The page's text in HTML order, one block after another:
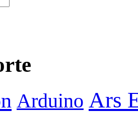
Arduino Ars